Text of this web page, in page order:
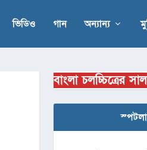
ভিডিও গান অন্যান্য
বাংলা চলচ্চিত্রের